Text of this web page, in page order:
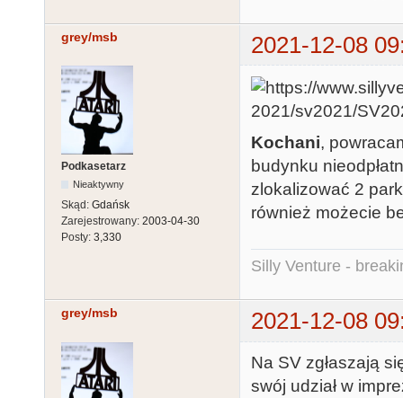
grey/msb 2021-12-08
Podkasetarz
Nieaktywny
Skąd: Gdańsk
Zarejestrowany: 2003-04-30
Posty: 3,330
Kochani,
budynku
zlokalizować 2
również możecie
Silly Venture -
grey/msb 2021-12-08
Na SV zgłaszają
swój udział w